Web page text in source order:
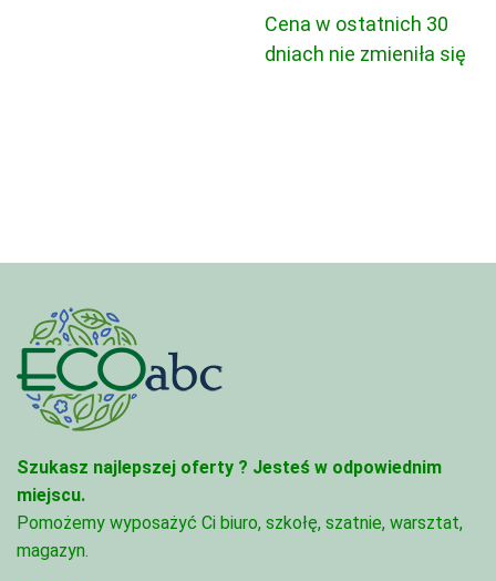
105,00 zł
cena
wynosiła:
cena
wynosi:
89,00 zł.
Cena w ostatnich 30
dniach nie zmieniła się
Szukasz najlepszej oferty ? Jesteś w odpowiednim
miejscu.
Pomożemy wyposażyć Ci biuro, szkołę, szatnie, warsztat,
magazyn.